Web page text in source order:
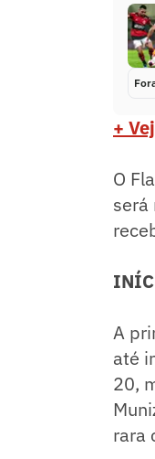
+
O
será
A
até
20,
rara